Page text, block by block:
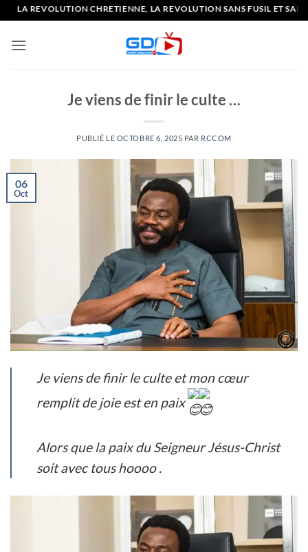
Passer
au
contenu
REVOLUTION CHRETIENNE, LA REVOLUTION SANS FUSIL ET SANS
Je viens de finir le culte …
PUBLIÉ LE OCTOBRE 6, 2025 PAR RCCOM
06
Oct
Je viens de finir le culte et mon cœur
remplit de joie est en paix
.
Alors que la paix du Seigneur Jésus-Christ
soit avec tous hoooo .